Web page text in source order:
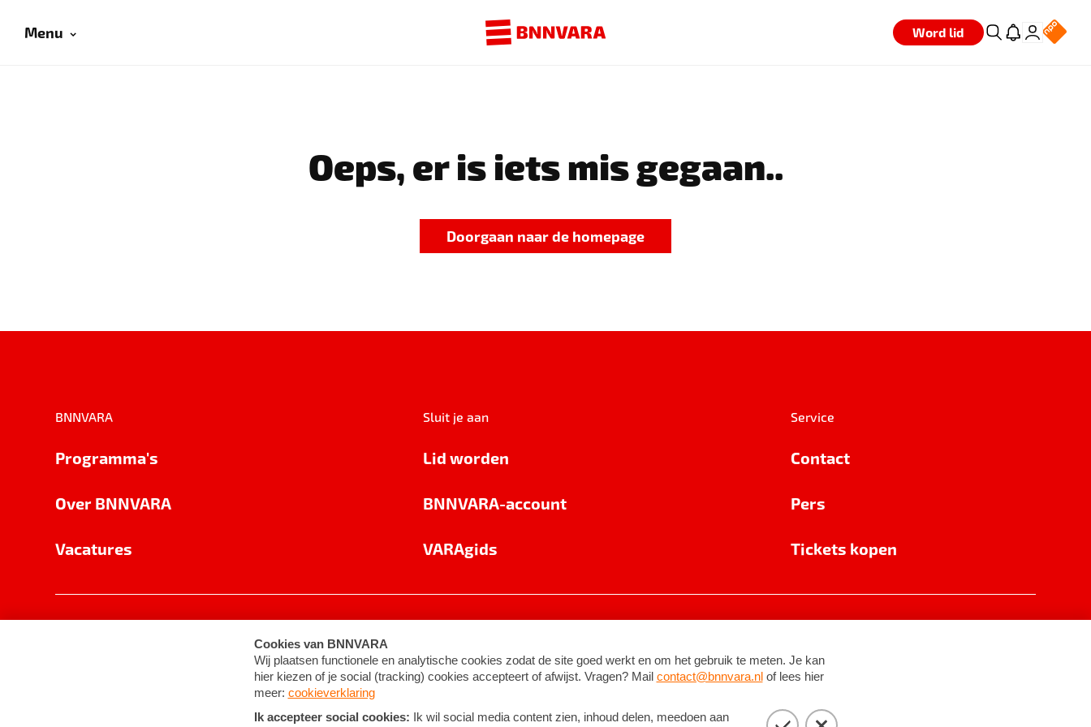
Menu Word lid
Oeps, er is iets mis gegaan..
Doorgaan naar de homepage
BNNVARA
Programma's
Over BNNVARA
Vacatures
Sluit je aan
Lid worden
BNNVARA-account
VARAgids
Service
Contact
Pers
Tickets kopen
Cookie-instellingen Algemene voorwaarden ©2026BNNVARA